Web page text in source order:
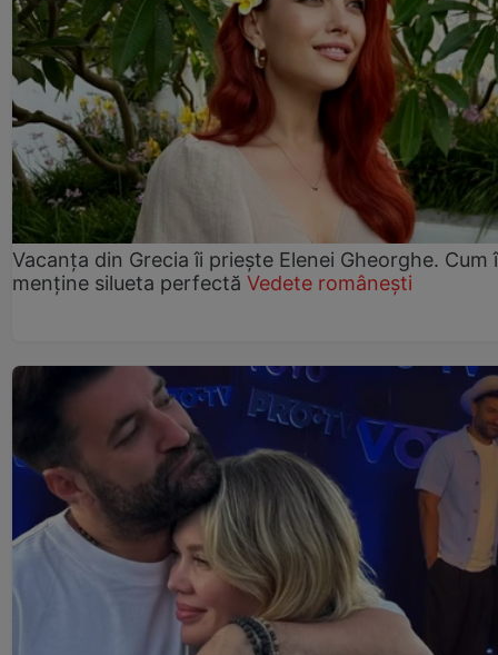
Vacanța din Grecia îi priește Elenei Gheorghe. Cum
menține silueta perfectă Vedete românești